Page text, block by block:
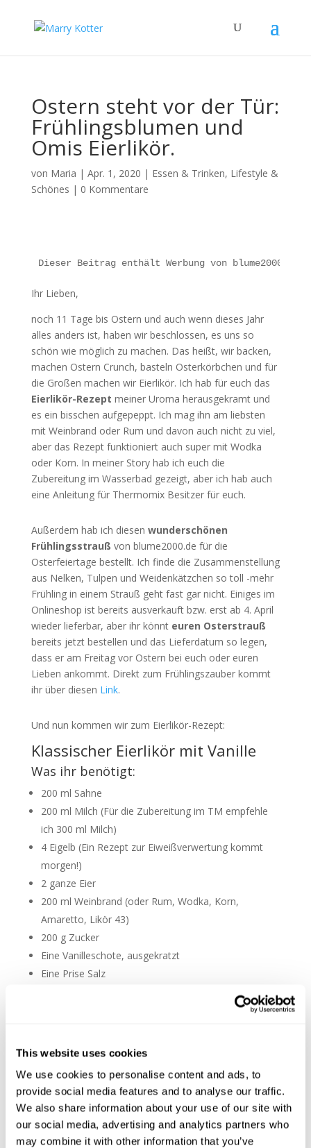
This website uses cookies
We use cookies to personalise content and ads, to
provide social media features and to analyse our traffic.
We also share information about your use of our site with
our social media, advertising and analytics partners who
may combine it with other information that you’ve
Ostern steht vor der Tür:
Frühlingsblumen und
Omis Eierlikör.
von Maria | Apr. 1, 2020 | Essen & Trinken, Lifestyle &
Schönes | 0 Kommentare
Dieser Beitrag enthält Werbung von blume2000.de.
Ihr Lieben,
noch 11 Tage bis Ostern und auch wenn dieses Jahr
alles anders ist, haben wir beschlossen, es uns so
schön wie möglich zu machen. Das heißt, wir backen,
machen Ostern Crunch, basteln Osterkörbchen und für
die Großen machen wir Eierlikör. Ich hab für euch das
Eierlikör-Rezept meiner Uroma herausgekramt und
es ein bisschen aufgepeppt. Ich mag ihn am liebsten
mit Weinbrand oder Rum und davon auch nicht zu viel,
aber das Rezept funktioniert auch super mit Wodka
oder Korn. In meiner Story hab ich euch die
Zubereitung im Wasserbad gezeigt, aber ich hab auch
eine Anleitung für Thermomix Besitzer für euch.
Außerdem hab ich diesen wunderschönen
Frühlingsstrauß von blume2000.de für die
Osterfeiertage bestellt. Ich finde die Zusammenstellung
aus Nelken, Tulpen und Weidenkätzchen so toll -mehr
Frühling in einem Strauß geht fast gar nicht. Einiges im
Onlineshop ist bereits ausverkauft bzw. erst ab 4. April
wieder lieferbar, aber ihr könnt euren Osterstrauß
bereits jetzt bestellen und das Lieferdatum so legen,
dass er am Freitag vor Ostern bei euch oder euren
Lieben ankommt. Direkt zum Frühlingszauber kommt
ihr über diesen Link.
Und nun kommen wir zum Eierlikör-Rezept:
Klassischer Eierlikör mit Vanille
Was ihr benötigt:
200 ml Sahne
200 ml Milch (Für die Zubereitung im TM empfehle
ich 300 ml Milch)
4 Eigelb (Ein Rezept zur Eiweißverwertung kommt
morgen!)
2 ganze Eier
200 ml Weinbrand (oder Rum, Wodka, Korn,
Amaretto, Likör 43)
200 g Zucker
Eine Vanilleschote, ausgekratzt
Eine Prise Salz
siedendem Wasser. Das Wasser sollte sanft köcheln,
aber nicht sprudelnd kochen. Gebt alle Zutaten bis auf
den Alkohol hinein und rührt das Ganze für die
nächsten 5-8 Minuten. Wenn alles langsam dicker wird,
könnt ihr den Alkohol dazu geben. Es sollte nicht zu
dick einkochen, da sich der Likör in der Flasche auch